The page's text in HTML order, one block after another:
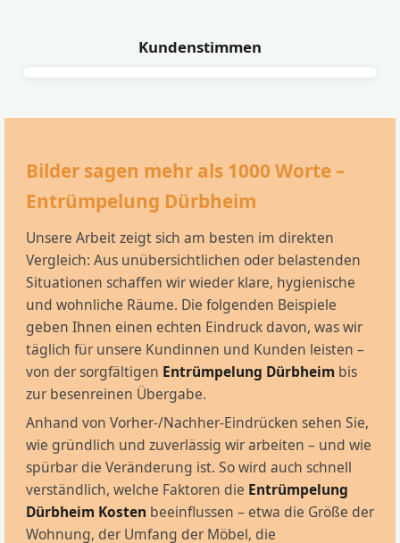
Kundenstimmen
Bilder sagen mehr als 1000 Worte –
Entrümpelung Dürbheim
Unsere Arbeit zeigt sich am besten im direkten
Vergleich: Aus unübersichtlichen oder belastenden
Situationen schaffen wir wieder klare, hygienische
und wohnliche Räume. Die folgenden Beispiele
geben Ihnen einen echten Eindruck davon, was wir
täglich für unsere Kundinnen und Kunden leisten –
von der sorgfältigen Entrümpelung Dürbheim bis
zur besenreinen Übergabe.
Anhand von Vorher-/Nachher-Eindrücken sehen Sie,
wie gründlich und zuverlässig wir arbeiten – und wie
spürbar die Veränderung ist. So wird auch schnell
verständlich, welche Faktoren die Entrümpelung
Dürbheim Kosten beeinflussen – etwa die Größe der
Wohnung, der Umfang der Möbel, die